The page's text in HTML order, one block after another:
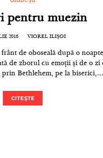
GHIDUȘII
pentru muezin
2016 VIOREL ILIȘOI
de oboseală după o
de zborul cu emoții și de o zi
prin Bethlehem, pe la biserici,…
CITEȘTE